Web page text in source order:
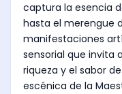
captura la esencia
hasta el merengue
manifestaciones
sensorial que invita
riqueza y el sabor
escénica de la